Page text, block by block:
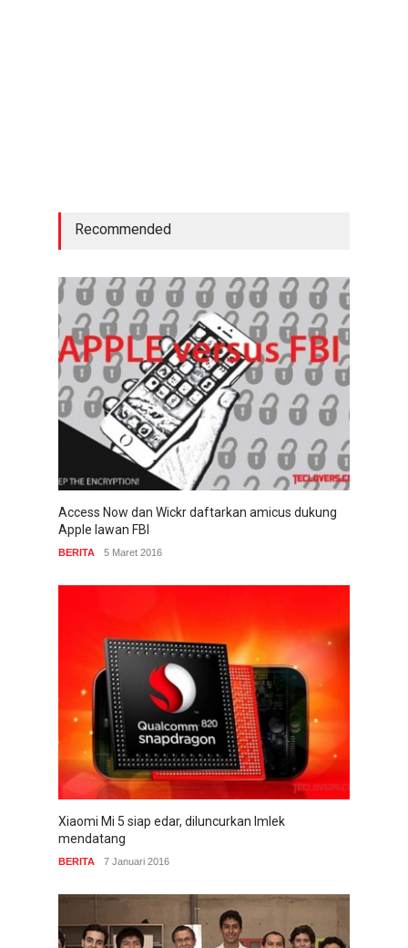
Recommended
Access Now dan Wickr daftarkan amicus dukung
Apple lawan FBI
BERITA 5 Maret 2016
Xiaomi Mi 5 siap edar, diluncurkan Imlek
mendatang
BERITA 7 Januari 2016